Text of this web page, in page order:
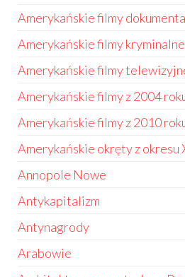
Amerykańskie filmy
Amerykańskie filmy kryminalne
Amerykańskie filmy
Amerykańskie filmy z 2004
Amerykańskie filmy z 2010
Amerykańskie okręty z okresu
Annopole Nowe
Antykapitalizm
Antynagrody
Arabowie